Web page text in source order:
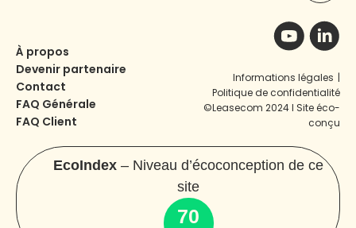
À propos
Devenir partenaire
Contact
FAQ Générale
FAQ Client
Informations légales |
Politique de confidentialité
©Leasecom 2024 I Site éco-
conçu
EcoIndex – Niveau d’écoconception de ce
site
70